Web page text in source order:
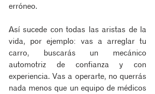
erróneo.
Así sucede con todas las aristas de la
vida, por ejemplo: vas a arreglar tu
carro, buscarás un mecánico
automotriz de confianza y con
experiencia. Vas a operarte, no querrás
nada menos que un equipo de médicos